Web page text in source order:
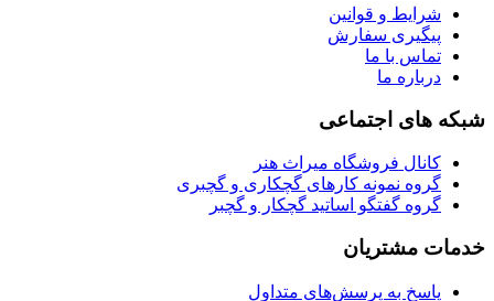
شرایط و قوانین
پیگیری سفارش
تماس با ما
درباره ما
شبکه های اجتماعی
کانال فروشگاه میراث هنر
گروه نمونه کارهای گچکاری و گچبری
گروه گفتگو اساتید گچکار و گچبر
خدمات مشتریان
پاسخ به پرسش‌های متداول